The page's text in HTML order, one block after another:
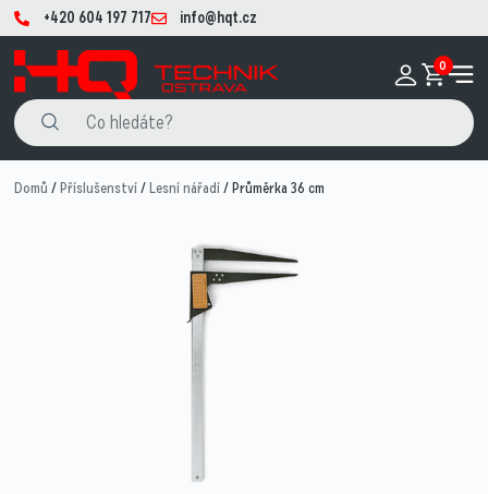
+420 604 197 717 info@hqt.cz
0
Domů /Příslušenství/Lesní nářadí/ Průměrka 36 cm